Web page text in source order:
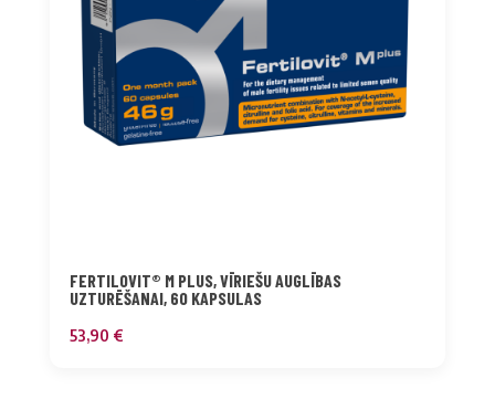
FERTILOVIT® M PLUS, VĪRIEŠU AUGLĪBAS
UZTURĒŠANAI, 60 KAPSULAS
53,90 €